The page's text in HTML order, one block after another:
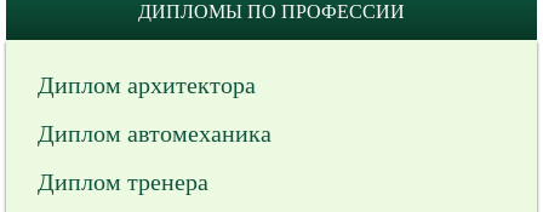
ДИПЛОМЫ ПО ПРОФЕССИИ
Диплом архитектора
Диплом автомеханика
Диплом тренера